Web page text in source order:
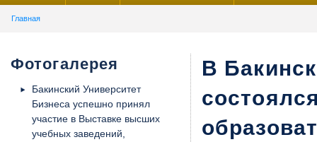
Главная
Фотогалерея
Бакинский Университет
Бизнеса успешно принял
участие в Выставке высших
учебных заведений,
В